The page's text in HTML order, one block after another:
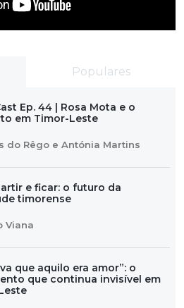
Populares
Ep. 44 | Rosa Mota e o
em Timor-Leste
do Rêgo e Antónia Martins
e ficar: o futuro da
timorense
Viana
que aquilo era amor”: o
que continua invisível em